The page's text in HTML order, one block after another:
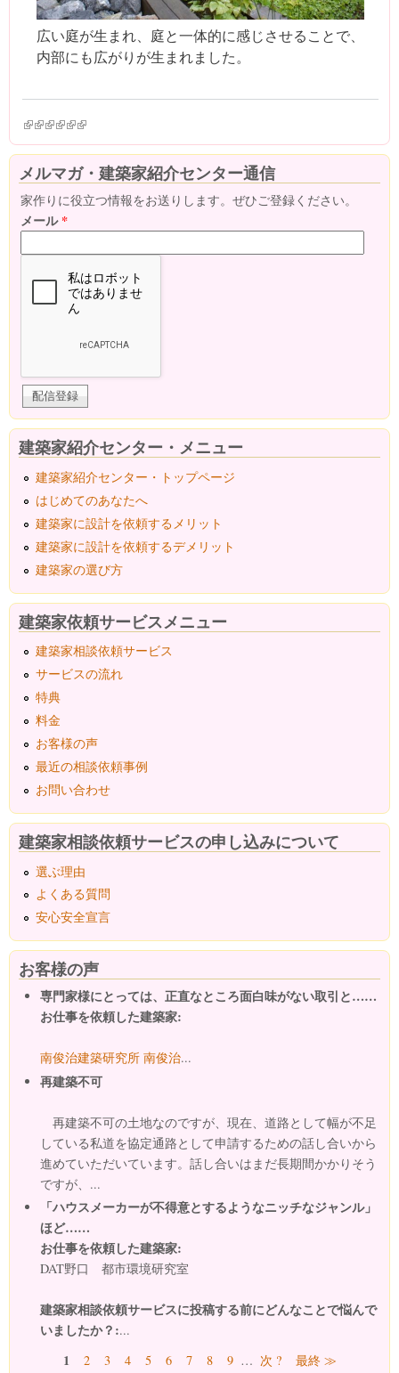
広い庭が生まれ、庭と一体的に感じさせることで、
内部にも広がりが生まれました。
(link is external)
(link is external)
(link is external)
(link is external)
(link is external)
(link is external)
メルマガ・建築家紹介センター通信
家作りに役立つ情報をお送りします。ぜひご登録ください。
メール*
建築家紹介センター・メニュー
建築家紹介センター・トップページ
はじめてのあなたへ
建築家に設計を依頼するメリット
建築家に設計を依頼するデメリット
建築家の選び方
建築家依頼サービスメニュー
建築家相談依頼サービス
サービスの流れ
特典
料金
お客様の声
最近の相談依頼事例
お問い合わせ
建築家相談依頼サービスの申し込みについて
選ぶ理由
よくある質問
安心安全宣言
お客様の声
専門家様にとっては、正直なところ面白味がない取引と……
お仕事を依頼した建築家:
南俊治建築研究所 南俊治...
再建築不可
再建築不可の土地なのですが、現在、道路として幅が不足
している私道を協定通路として申請するための話し合いから
進めていただいています。話し合いはまだ長期間かかりそう
ですが、...
「ハウスメーカーが不得意とするようなニッチなジャンル」
ほど……
お仕事を依頼した建築家:
DAT野口 都市環境研究室
建築家相談依頼サービスに投稿する前にどんなことで悩んで
いましたか？:...
ページ1 2 3 4 5 6 7 8 9 … 次 ? 最終 ≫